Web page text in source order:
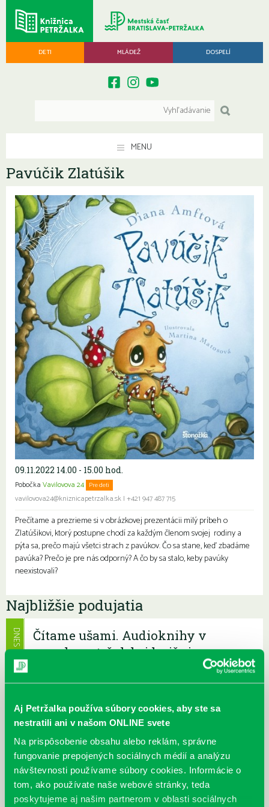
Aj Petržalka používa súbory cookies, aby ste sa
nestratili ani v našom ONLINE svete
Na prispôsobenie obsahu alebo reklám, správne
fungovanie prepojených sociálnych médií a analýzu
návštevnosti používame súbory cookies. Informácie o
tom, ako používate naše webové stránky, teda
poskytujeme aj našim partnerom v oblasti sociálnych
DETI MLÁDEŽ DOSPELÍ
MENU
Pavúčik Zlatúšik
09.11.2022 14.00 - 15.00 hod.
Pobočka Vavilovova 24 Pre deti
vavilovova24@kniznicapetrzalka.sk | +421 947 487 715
Prečítame a prezrieme si v obrázkovej prezentácii milý príbeh o
Zlatúšikovi, ktorý postupne chodí za každým členom svojej rodiny a
pýta sa, prečo majú všetci strach z pavúkov. Čo sa stane, keď zbadáme
pavúka? Prečo je pre nás odporný? A čo by sa stalo, keby pavúky
neexistovali?
Najbližšie podujatia
Čítame ušami. Audioknihy v
ponuke petržalskej knižnice
Máme skvelé správy pre všetkých milovníkov kníh a príbehov!
papierové knihy a e-knihy, a...
DNES
Výdajný knižný box dostupný 24/7
Každý deň
Výdajný box na knihy Knižnice Petržalka je umiestnený pri
vchode do Petržalskej plavárne na Tupolevovej 7B a jeho obsluha
je užívateľsky veľmi jednodu...